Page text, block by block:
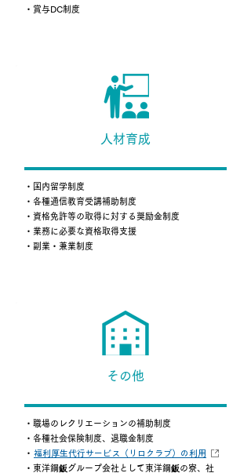
・賞与DC制度
人材育成
・国内留学制度
・各種通信教育受講補助制度
・資格免許等の取得に対する奨励金制度
・業務に必要な資格取得支援
​・副業・兼業制度
その他
・職場のレクリエーションの補助制度
・各種社会保険制度、退職金制度
・
・東洋鋼鈑グループ会社として東洋鋼鈑の寮、社
福利厚生代行サービス（リロクラブ）の利用